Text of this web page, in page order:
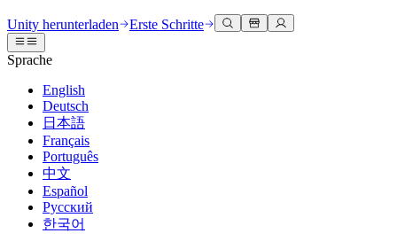
Unity Engine
Erstellen Sie 2D- und 3D-Spiele für jede Plattform
Zusammenarbeit
Schnell mit Ihrem Team zusammenarbeiten und iterieren
Unity herunterladen
Abonnements und Preise
Bereitstellen
Multiplattform
3D-Zusammenarbeit
Erstellen und überprüfen Sie 3D-Projekte in Echtzeit
Immersive Schulung
In immersiven Umgebungen trainieren
Kundenerlebnisse
Interaktive 3D-Erlebnisse erstellen
Branchen
Fertigung
Dokumentation
Entwicklertools
Versionsfreigaben und Fehlerverfolgung
Roadmap
Bevorstehende Funktionen überprüfen
Glossar
Diskussionen
Veranstaltungen
Globale und lokale Veranstaltungen
Gemeinschaftsgeschichten
Made with Unity
Präsentation von Unity-Schöpfern
Unity Learn
Meistern Sie Unity-Fähigkeiten kostenlos
Professionelles Training
Verbessern Sie Ihr Team mit Unity-Trainern
Neu bei Unity
Erste Schritte
Beginnen Sie noch heute mit dem Lernen
Unity Essential Pathways
Hilfe erhalten
Wir helfen Ihnen, mit Unity erfolgreich zu sein
Erfolgspläne
Erreichen Sie Ihre Ziele schneller mit Expertenunterstützung
FAQ
Antworten auf häufige Fragen
Kontakt aufnehmen
Verbinden Sie sich mit unserem Team
Unity herunterladen Erste Schritte
Sprache
English
Deutsch
日本語
Français
Português
中文
Español
Русский
한국어